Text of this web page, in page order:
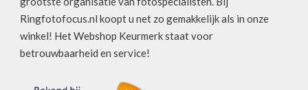
Ringfotofocus.nl koopt u net zo gemakkelijk als in onze
winkel! Het Webshop Keurmerk staat voor
betrouwbaarheid en service!